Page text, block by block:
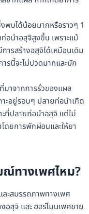
พบได้น้อยมากหรือราวๆ 1
อนำอสุจิสูงขึ้น เพราะแม้
รสร้างอสุจิได้เหมือนเดิม
รนี้จะไม่ปวดมากและมัก
าจากการรั่วของแผล
ะอยู่รอบๆ ปลายท่อนำเกิด
ที่ปลายท่อนำอสุจิ แต่ไม่
ดยการพักผ่อนและให้ยา
ทางเพศไหม?
ะสมรรถภาพทางเพศ
สุจิ และ ฮอร์โมนเพศชาย